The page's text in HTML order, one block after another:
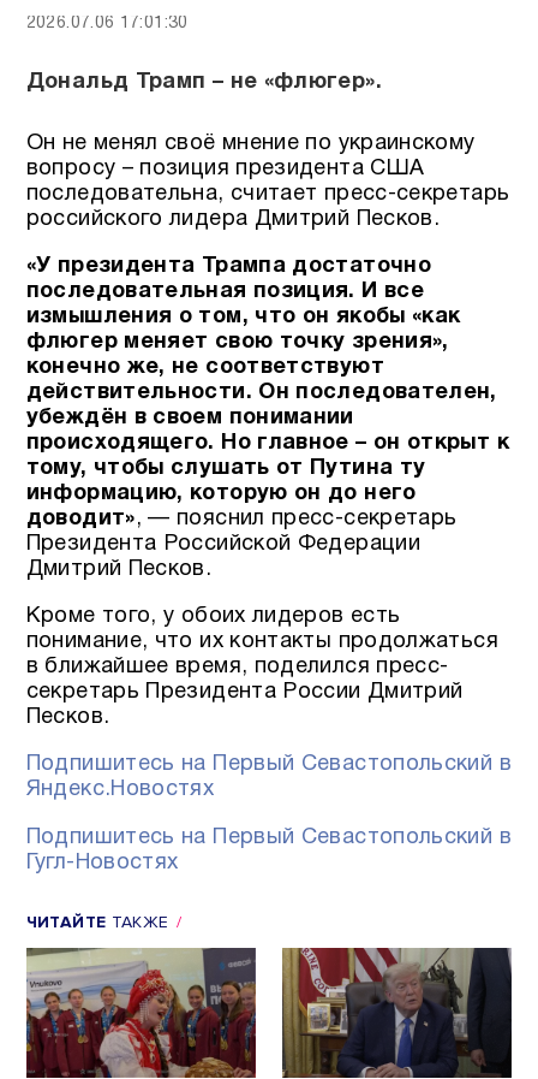
2026.07.06 17:01:30
Дональд Трамп – не «флюгер».
Он не менял своё мнение по украинскому
вопросу – позиция президента США
последовательна, считает пресс-секретарь
российского лидера Дмитрий Песков.
«У президента Трампа достаточно
последовательная позиция. И все
измышления о том, что он якобы «как
флюгер меняет свою точку зрения»,
конечно же, не соответствуют
действительности. Он последователен,
убеждён в своем понимании
происходящего. Но главное – он открыт к
тому, чтобы слушать от Путина ту
информацию, которую он до него
доводит», — пояснил пресс-секретарь
Президента Российской Федерации
Дмитрий Песков.
Кроме того, у обоих лидеров есть
понимание, что их контакты продолжаться
в ближайшее время, поделился пресс-
секретарь Президента России Дмитрий
Песков.
Подпишитесь на Первый Севастопольский в
Яндекс.Новостях
Подпишитесь на Первый Севастопольский в
Гугл-Новостях
ЧИТАЙТЕ ТАКЖЕ